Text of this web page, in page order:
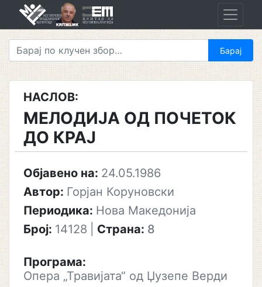
НАСЛОВ:
МЕЛОДИЈА ОД ПОЧЕТОК
ДО КРАЈ
Објавено на: 24.05.1986
Автор: Горјан Коруновски
Периодика: Нова Македонија
Број: 14128 Страна: 8
Програма:
Опера „Травијата“ од Џузепе Верди